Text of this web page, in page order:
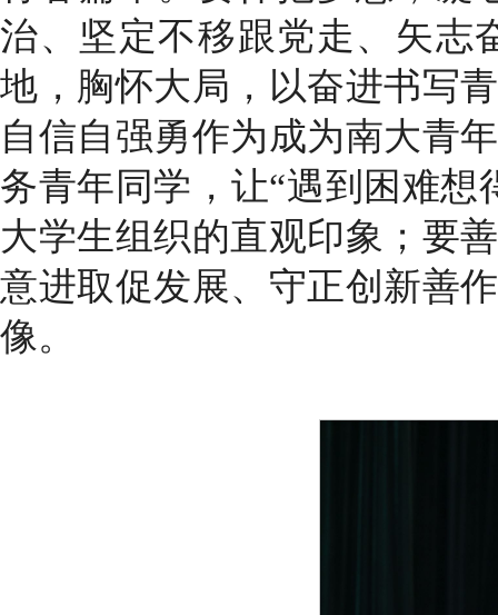
治、坚定不移跟党走、矢志
地，胸怀大局，以奋进书写
自信自强勇作为成为南大青
务青年同学，让“遇到困难
大学生组织的直观印象；要
意进取促发展、守正创新善
像。